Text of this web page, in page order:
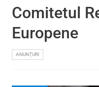
Comitetul
Europene
ANUNȚURI